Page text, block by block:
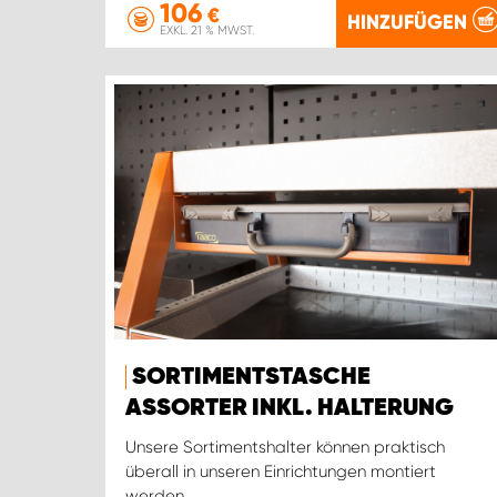
106 €
EXKL. 21 % MWST. HINZUFÜGEN
SORTIMENTSTASCHE
ASSORTER INKL. HALTERUNG
Unsere Sortimentshalter können praktisch
überall in unseren Einrichtungen montiert